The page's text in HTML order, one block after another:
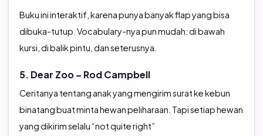
Buku ini interaktif, karena punya banyak flap yang bisa
dibuka-tutup. Vocabulary-nya pun mudah: di bawah
kursi, di balik pintu, dan seterusnya.
5. Dear Zoo – Rod Campbell
Ceritanya tentang anak yang mengirim surat ke kebun
binatang buat minta hewan peliharaan. Tapi setiap hewan
yang dikirim selalu “not quite right”